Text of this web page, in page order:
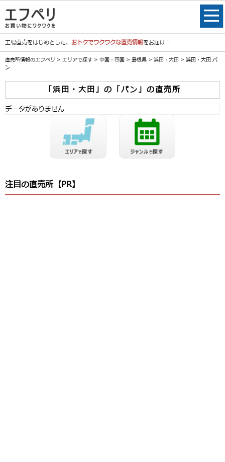
工場直売をはじめとした、 おトクでワクワクな直売情報をお届け！
直売所情報のエフペリ > エリアで探す > 中国・四国 > 島根県 > 浜田・大田 > 浜田・大田 パ
ン
「浜田・大田」の「パン」の直売所
データがありません
注目の直売所【PR】